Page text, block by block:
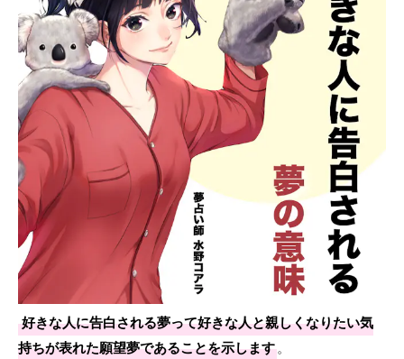
好きな人に告白される夢って好きな人と親しくなりたい気
持ちが表れた願望夢であることを示します。